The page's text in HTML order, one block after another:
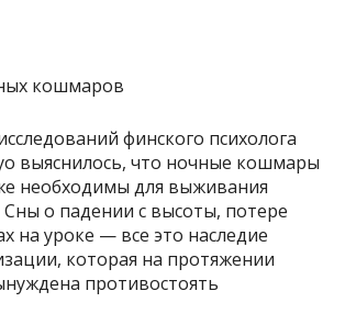
финского психолога
выяснилось, что ночные кошмары
необходимы для выживания
Сны о падении с высоты, потере
на уроке — все это наследие
которая на протяжении
противостоять